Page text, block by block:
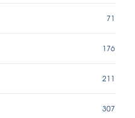
71
176
211
307